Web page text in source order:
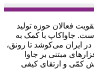
فعالان حوزه‌ تولید
است. جاواکاپ با کمک به
در ایران می‌کوشد تا رونق،
مبتنی بر جاوا
کمّی و ارتقای کیفی